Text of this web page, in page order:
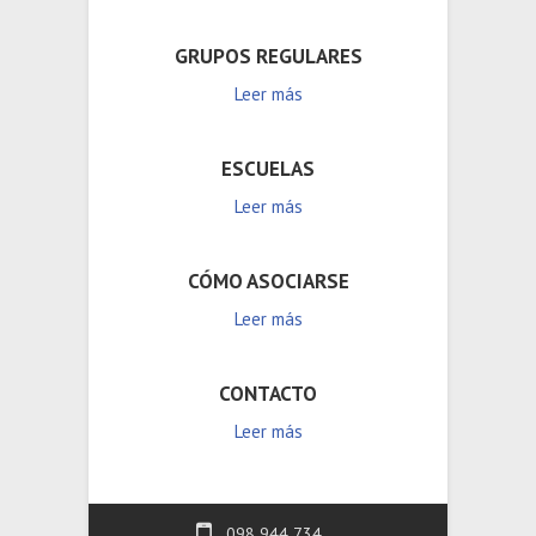
GRUPOS REGULARES
Leer más
ESCUELAS
Leer más
CÓMO ASOCIARSE
Leer más
CONTACTO
Leer más